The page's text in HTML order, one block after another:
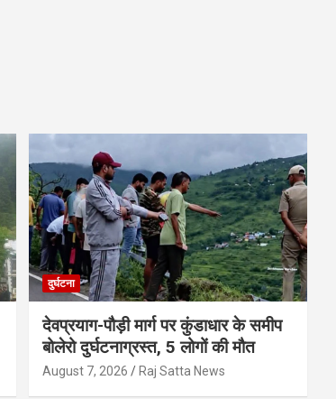
दुर्घटना
देवप्रयाग-पौड़ी मार्ग पर कुंडाधार के समीप
बोलेरो दुर्घटनाग्रस्त, 5 लोगों की मौत
August 7, 2026 Raj Satta News